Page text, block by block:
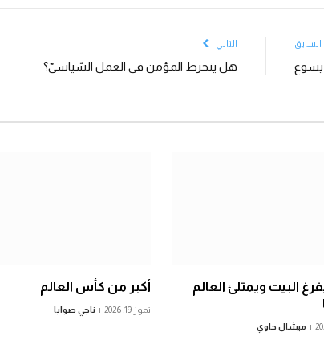
السابق
يسوع
التالي
هل ينخرط المؤمن في العمل السّياسيّ؟
البيت ويمتلئ العالم
ميشال حاوي
أكبر من كأس العالم
تموز 19, 2026 ناجي صوايا